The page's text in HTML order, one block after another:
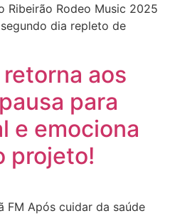
Ribeirão Rodeo Music 2025
dia repleto de
aos
para
e emociona
projeto!
FM Após cuidar da saúde